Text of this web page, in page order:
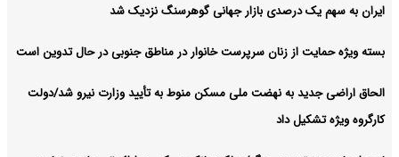
ایران به سهم یک‌ درصدی بازار جهانی گوهرسنگ نزدیک شد
بسته ویژه حمایت از زنان سرپرست خانوار در مناطق جنوبی در حال تدوین است
الحاق اراضی جدید به نهضت ملی مسکن منوط به تأیید وزارت نیرو شد/دولت
کارگروه ویژه تشکیل داد